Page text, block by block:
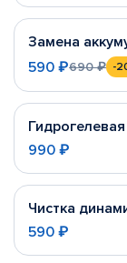
Замена
590 ₽690 ₽ -
990 ₽
Чистка
590 ₽